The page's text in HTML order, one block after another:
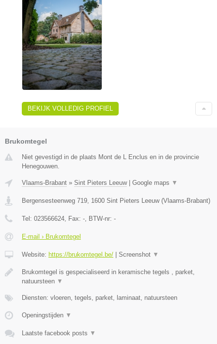
BEKIJK VOLLEDIG PROFIEL
Brukomtegel
Niet gevestigd in de plaats Mont de L Enclus en in de provincie
Henegouwen.
Vlaams-Brabant » Sint Pieters Leeuw| Google maps ▼
Bergensesteenweg 719, 1600 Sint Pieters Leeuw(Vlaams-Brabant)
Tel: 023566624, Fax: -, BTW-nr: -
E-mail › Brukomtegel
Website: https://brukomtegel.be/ Screenshot ▼
Brukomtegel is gespecialiseerd in keramische tegels , parket,
natuursteen ▼
Diensten: vloeren, tegels, parket, laminaat, natuursteen
Openingstijden ▼
Laatste facebook posts ▼